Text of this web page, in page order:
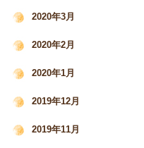
2020年3月
2020年2月
2020年1月
2019年12月
2019年11月